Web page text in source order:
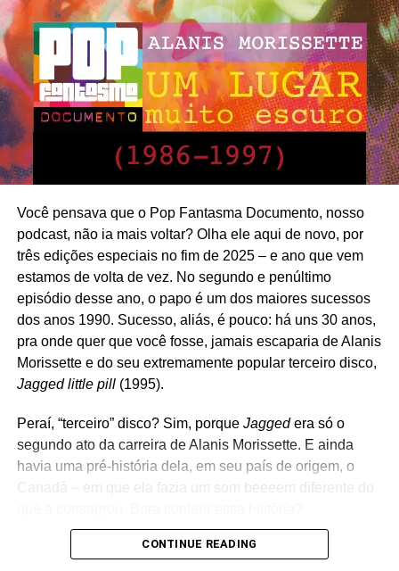
Você pensava que o Pop Fantasma Documento, nosso
podcast, não ia mais voltar? Olha ele aqui de novo, por
três edições especiais no fim de 2025 – e ano que vem
estamos de volta de vez. No segundo e penúltimo
episódio desse ano, o papo é um dos maiores sucessos
dos anos 1990. Sucesso, aliás, é pouco: há uns 30 anos,
pra onde quer que você fosse, jamais escaparia de Alanis
Morissette e do seu extremamente popular terceiro disco,
Jagged little pill(1995).
Peraí, “terceiro” disco? Sim, porque Jaggedera só o
segundo ato da carreira de Alanis Morissette. E ainda
havia uma pré-história dela, em seu país de origem, o
Canadá – em que ela fazia um som beeeem diferente do
Edição, roteiro, narração, pesquisa: Ricardo Schott.
CONTINUE READING